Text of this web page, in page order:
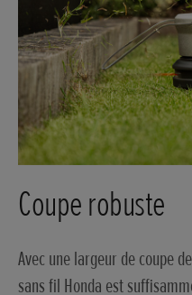
Coupe robuste
Avec une largeur de coupe
sans fil Honda est